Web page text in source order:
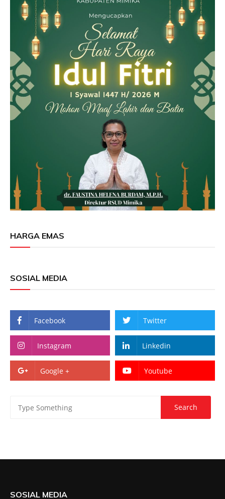
HARGA EMAS
SOSIAL MEDIA
Facebook Twitter
Instagram Linkedin
Google + Youtube
SOSIAL MEDIA